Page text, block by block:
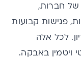
של חברות,
פגישות קבועות
לכל אלה
ויטמין באבקה.